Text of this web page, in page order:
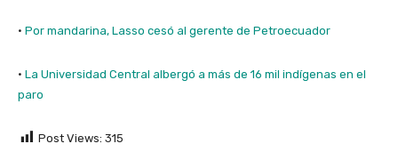
· Por mandarina, Lasso cesó al gerente de Petroecuador
· La Universidad Central albergó a más de 16 mil indígenas en el
paro
Post Views: 315